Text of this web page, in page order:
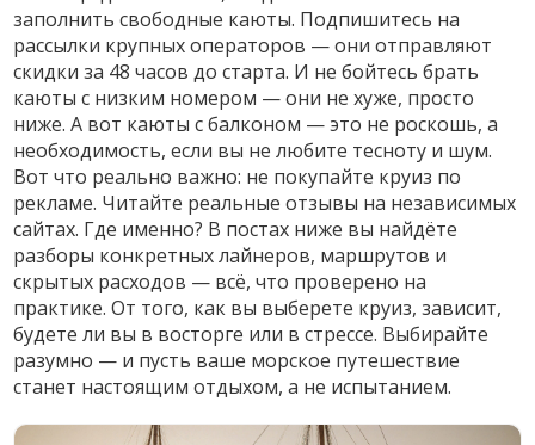
заполнить свободные каюты. Подпишитесь на
рассылки крупных операторов — они отправляют
скидки за 48 часов до старта. И не бойтесь брать
каюты с низким номером — они не хуже, просто
ниже. А вот каюты с балконом — это не роскошь, а
необходимость, если вы не любите тесноту и шум.
Вот что реально важно: не покупайте круиз по
рекламе. Читайте реальные отзывы на независимых
сайтах. Где именно? В постах ниже вы найдёте
разборы конкретных лайнеров, маршрутов и
скрытых расходов — всё, что проверено на
практике. От того, как вы выберете круиз, зависит,
будете ли вы в восторге или в стрессе. Выбирайте
разумно — и пусть ваше морское путешествие
станет настоящим отдыхом, а не испытанием.